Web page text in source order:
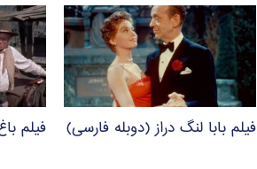
فیلم بابا لنگ دراز (دوبله فارسی) فیلم